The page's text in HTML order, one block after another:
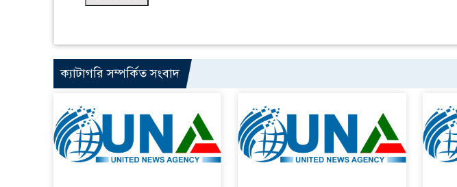
ক্যাটাগরি সম্পর্কিত সংবাদ